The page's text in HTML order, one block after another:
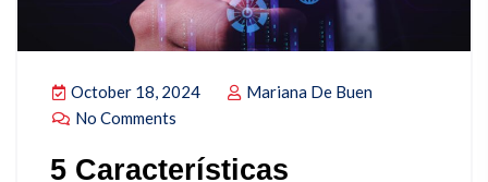
October 18, 2024
Mariana De Buen
No Comments
5 Características